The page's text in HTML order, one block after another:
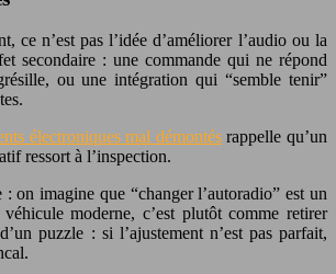
ce n’est pas l’idée d’améliorer l’audio ou la
secondaire : une commande qui ne répond
ou une intégration qui “semble tenir”
électroniques mal démontésrappelle qu’un
ressort à l’inspection.
: on imagine que “changer l’autoradio” est un
moderne, c’est plutôt comme retirer
puzzle : si l’ajustement n’est pas parfait,